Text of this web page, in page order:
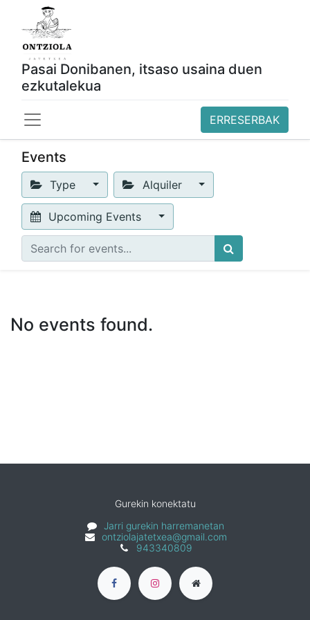
Pasai Donibanen, itsaso usaina duen
ezkutalekua
ERRESERBAK
Events
Type Alquiler
Upcoming Events
No events found.
Gurekin konektatu
Jarri gurekin harremanetan
ontziolajatetxea@gmail.com
943340809